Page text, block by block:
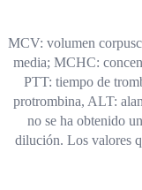
MCV: volumen
media; MCHC:
PTT: tiempo de
protrombina, ALT:
no se ha obtenido
dilución. Los valores